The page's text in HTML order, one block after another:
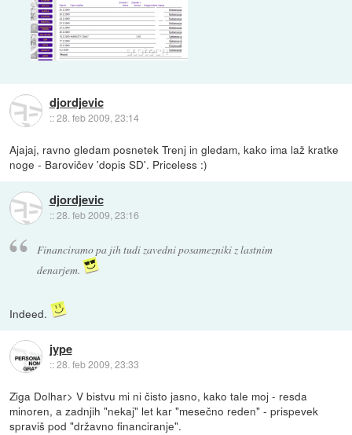
djordjevic
::28. feb 2009, 23:14
Ajajaj, ravno gledam posnetek Trenj in gledam, kako ima laž kratke
noge - Barovičev 'dopis SD'. Priceless :)
djordjevic
::28. feb 2009, 23:16
Financiramo pa jih tudi zavedni posamezniki z lastnim
denarjem.
Indeed.
jype
::28. feb 2009, 23:33
Ziga Dolhar> V bistvu mi ni čisto jasno, kako tale moj - resda
minoren, a zadnjih "nekaj" let kar "mesečno reden" - prispevek
spraviš pod "državno financiranje".